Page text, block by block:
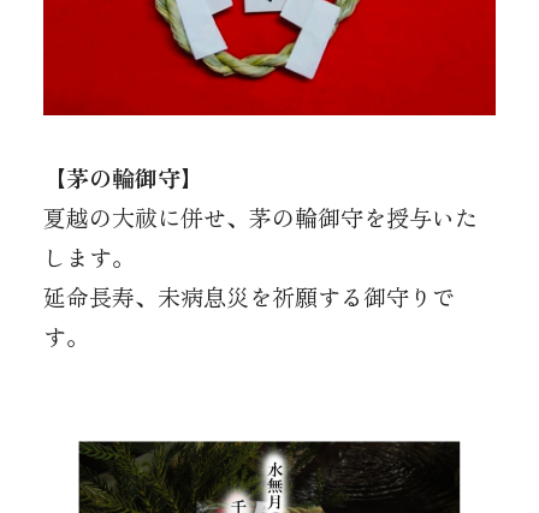
【茅の輪御守】
夏越の大祓に併せ、茅の輪御守を授与いた
します。
延命長寿、未病息災を祈願する御守りで
す。